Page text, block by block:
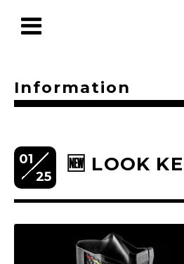
Information
01
25
🆕 LOOK